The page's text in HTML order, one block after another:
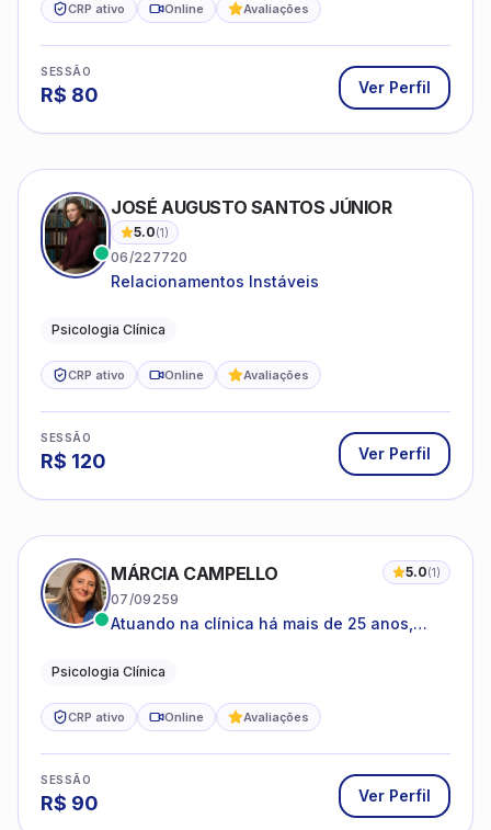
CRP ativo Online Avaliações
SESSÃO
R$ 80 Ver Perfil
JOSÉ AUGUSTO SANTOS JÚNIOR
5.0(1)
06/227720
Relacionamentos Instáveis
Psicologia Clínica
CRP ativo Online Avaliações
SESSÃO
R$ 120 Ver Perfil
MÁRCIA CAMPELLO 5.0(1)
07/09259
Atuando na clínica há mais de 25 anos,
estruturas, com experiência em
Psicologia Clínica
CRP ativo Online Avaliações
SESSÃO
R$ 90 Ver Perfil